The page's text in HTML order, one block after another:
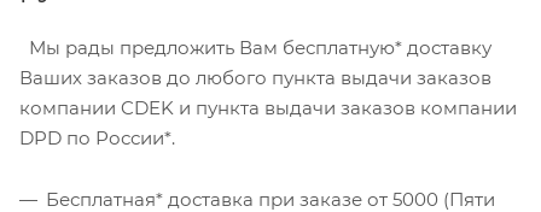
Мы рады предложить Вам бесплатную* доставку
Ваших заказов до любого пункта выдачи заказов
компании CDEK и пункта выдачи заказов компании
DPD по России*.
Бесплатная* доставка при заказе от 5000 (Пяти